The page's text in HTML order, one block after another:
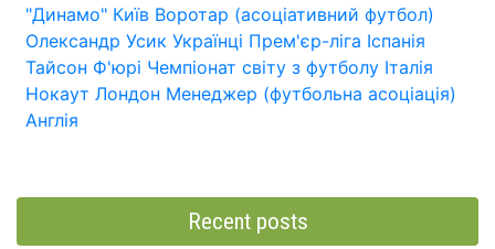
"Динамо" Київ Воротар (асоціативний футбол)
Олександр Усик Українці Прем'єр-ліга Іспанія
Тайсон Ф'юрі Чемпіонат світу з футболу Італія
Нокаут Лондон Менеджер (футбольна асоціація)
Англія
Recent posts